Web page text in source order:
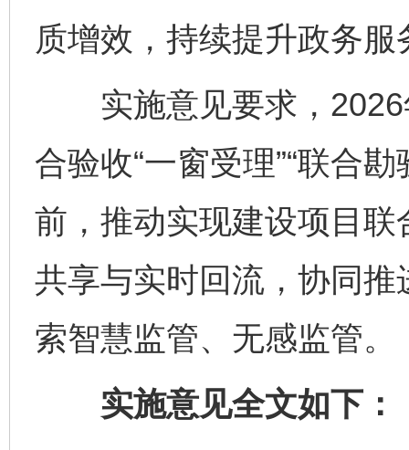
质增效，持续提升政务
实施意见要求，2026
合验收“一窗受理”“联合
前，推动实现建设项目
共享与实时回流，协同
索智慧监管、无感监管。
实施意见全文如下：